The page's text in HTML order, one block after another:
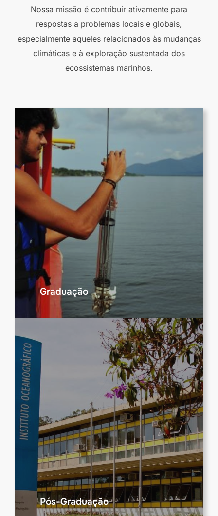
Nossa missão é contribuir ativamente para
respostas a problemas locais e globais,
especialmente aqueles relacionados às mudanças
climáticas e à exploração sustentada dos
ecossistemas marinhos.
Graduação
Pós-Graduação